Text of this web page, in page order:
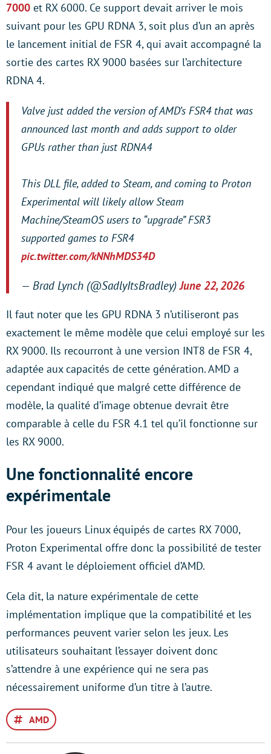
7000 et RX 6000. Ce support devait arriver le mois
suivant pour les GPU RDNA 3, soit plus d’un an après
le lancement initial de FSR 4, qui avait accompagné la
sortie des cartes RX 9000 basées sur l’architecture
RDNA 4.
Valve just added the version of AMD’s FSR4 that was
announced last month and adds support to older
GPUs rather than just RDNA4
This DLL file, added to Steam, and coming to Proton
Experimental will likely allow Steam
Machine/SteamOS users to “upgrade” FSR3
supported games to FSR4
pic.twitter.com/kNNhMDS34D
— Brad Lynch (@SadlyItsBradley)June 22, 2026
Il faut noter que les GPU RDNA 3 n’utiliseront pas
exactement le même modèle que celui employé sur les
RX 9000. Ils recourront à une version INT8 de FSR 4,
adaptée aux capacités de cette génération. AMD a
cependant indiqué que malgré cette différence de
modèle, la qualité d’image obtenue devrait être
comparable à celle du FSR 4.1 tel qu’il fonctionne sur
les RX 9000.
Une fonctionnalité encore
expérimentale
Pour les joueurs Linux équipés de cartes RX 7000,
Proton Experimental offre donc la possibilité de tester
FSR 4 avant le déploiement officiel d’AMD.
Cela dit, la nature expérimentale de cette
implémentation implique que la compatibilité et les
performances peuvent varier selon les jeux. Les
utilisateurs souhaitant l’essayer doivent donc
s’attendre à une expérience qui ne sera pas
nécessairement uniforme d’un titre à l’autre.
AMD